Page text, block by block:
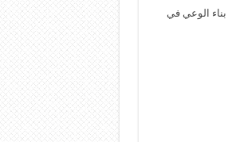
بناء الوعي في